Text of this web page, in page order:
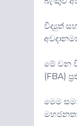
විද්‍යුත්
මේ වන
(FBA)
මෙම